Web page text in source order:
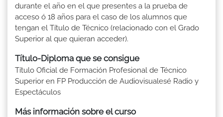
durante el año en el que presentes a la prueba de
acceso ó 18 años para el caso de los alumnos que
tengan el Título de Técnico (relacionado con el Grado
Superior al que quieran acceder).
Título-Diploma que se consigue
Título Oficial de Formación Profesional de Técnico
Superior en FP Producción de Audiovisualesé Radio y
Espectáculos
Más información sobre el curso